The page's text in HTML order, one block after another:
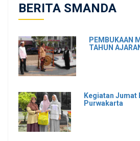
BERITA SMANDA
PEMBUKAAN
TAHUN
Kegiatan Jumat
Purwakarta